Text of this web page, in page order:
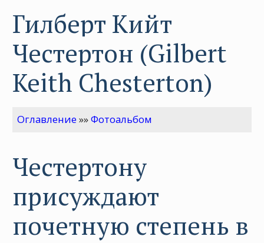
Гилберт Кийт
Честертон (Gilbert
Keith Chesterton)
Оглавление»»Фотоальбом
Честертону
присуждают
почетную степень в